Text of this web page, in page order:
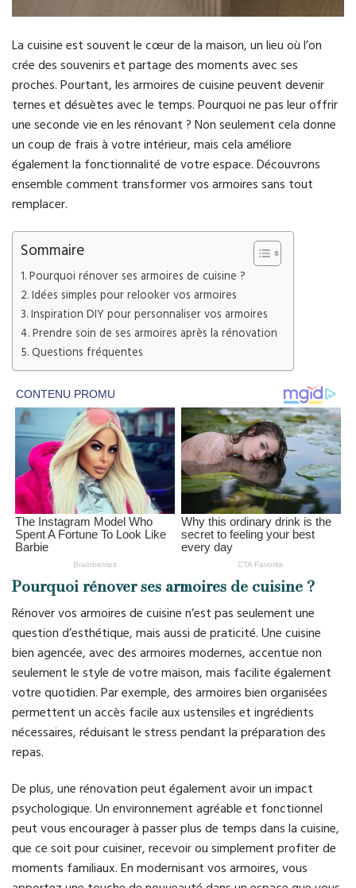
La cuisine est souvent le cœur de la maison, un lieu où l’on
crée des souvenirs et partage des moments avec ses
proches. Pourtant, les armoires de cuisine peuvent devenir
ternes et désuètes avec le temps. Pourquoi ne pas leur offrir
une seconde vie en les rénovant ? Non seulement cela donne
un coup de frais à votre intérieur, mais cela améliore
également la fonctionnalité de votre espace. Découvrons
ensemble comment transformer vos armoires sans tout
remplacer.
Sommaire
Pourquoi rénover ses armoires de cuisine ?
Idées simples pour relooker vos armoires
Inspiration DIY pour personnaliser vos armoires
Prendre soin de ses armoires après la rénovation
Questions fréquentes
Pourquoi rénover ses armoires de cuisine ?
Rénover vos armoires de cuisine n’est pas seulement une
question d’esthétique, mais aussi de praticité. Une cuisine
bien agencée, avec des armoires modernes, accentue non
seulement le style de votre maison, mais facilite également
votre quotidien. Par exemple, des armoires bien organisées
permettent un accès facile aux ustensiles et ingrédients
nécessaires, réduisant le stress pendant la préparation des
repas.
De plus, une rénovation peut également avoir un impact
psychologique. Un environnement agréable et fonctionnel
peut vous encourager à passer plus de temps dans la cuisine,
que ce soit pour cuisiner, recevoir ou simplement profiter de
moments familiaux. En modernisant vos armoires, vous